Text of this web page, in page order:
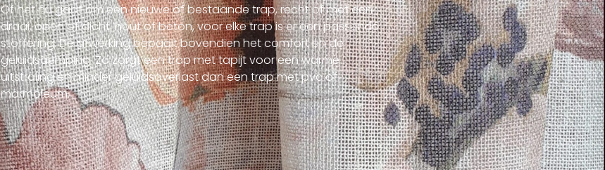
Of het nu gaat om een nieuwe of bestaande trap, recht of met een
draai, open of dicht, hout of beton, voor elke trap is er een passende
stoffering. De afwerking bepaalt bovendien het comfort en de
geluidsdemping. Zo zorgt een trap met tapijt voor een warme
uitstraling én minder geluidsoverlast dan een trap met pvc of
marmoleum.